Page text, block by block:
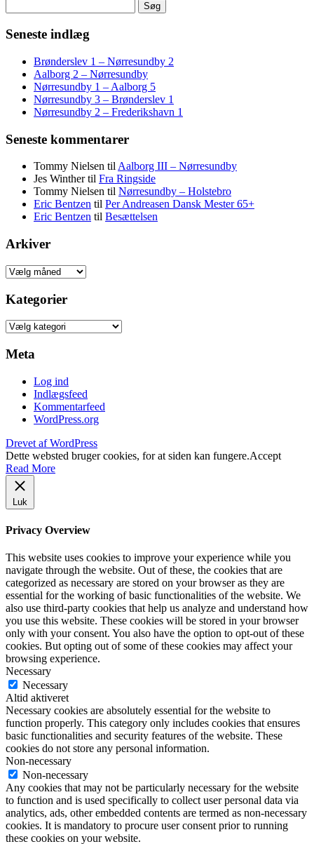
efter:
Seneste indlæg
Brønderslev 1 – Nørresundby 2
Aalborg 2 – Nørresundby
Nørresundby 1 – Aalborg 5
Nørresundby 3 – Brønderslev 1
Nørresundby 2 – Frederikshavn 1
Seneste kommentarer
Tommy Nielsen til Aalborg III – Nørresundby
Jes Winthertil Fra Ringside
Tommy Nielsen til Nørresundby – Holstebro
Eric Bentzen til Per Andreasen Dansk Mester 65+
Eric Bentzen til Besættelsen
Arkiver
Arkiver
Kategorier
Kategorier
Meta
Log ind
Indlægsfeed
Kommentarfeed
WordPress.org
Drevet af WordPress
Dette websted bruger cookies, for at siden kan fungere.Accept
Read More
Luk
Privacy Overview
This website uses cookies to improve your experience while you
navigate through the website. Out of these, the cookies that are
categorized as necessary are stored on your browser as they are
essential for the working of basic functionalities of the website. We
also use third-party cookies that help us analyze and understand how
you use this website. These cookies will be stored in your browser
only with your consent. You also have the option to opt-out of these
cookies. But opting out of some of these cookies may affect your
browsing experience.
Necessary
Necessary
Altid aktiveret
Necessary cookies are absolutely essential for the website to
function properly. This category only includes cookies that ensures
basic functionalities and security features of the website. These
cookies do not store any personal information.
Non-necessary
Non-necessary
Any cookies that may not be particularly necessary for the website
to function and is used specifically to collect user personal data via
analytics, ads, other embedded contents are termed as non-necessary
cookies. It is mandatory to procure user consent prior to running
these cookies on your website.